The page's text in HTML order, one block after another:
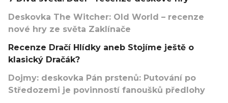
Deskovka The Witcher: Old World – recenze
nové hry ze světa Zaklínače
Recenze Dračí Hlídky aneb Stojíme ještě o
klasický Dračák?
Dojmy: deskovka Pán prstenů: Putování po
Středozemi je povinností fanoušků předlohy